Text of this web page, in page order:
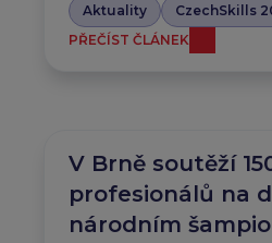
Aktuality
CzechSkills
PŘEČÍST ČLÁNEK
V Brně soutěží
profesionálů na
národním